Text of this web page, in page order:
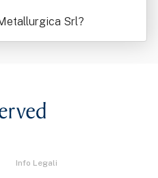
Srl?
Info Legali